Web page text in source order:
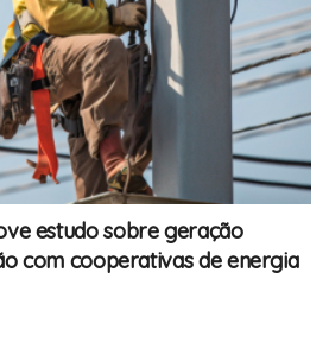
estudo sobre geração
com cooperativas de energia